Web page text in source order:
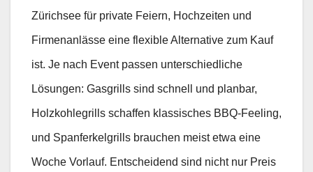
Zürichsee für private Feiern, Hochzeiten und
Firmenanlässe eine flexible Alternative zum Kauf
ist. Je nach Event passen unterschiedliche
Lösungen: Gasgrills sind schnell und planbar,
Holzkohlegrills schaffen klassisches BBQ-Feeling,
und Spanferkelgrills brauchen meist etwa eine
Woche Vorlauf. Entscheidend sind nicht nur Preis